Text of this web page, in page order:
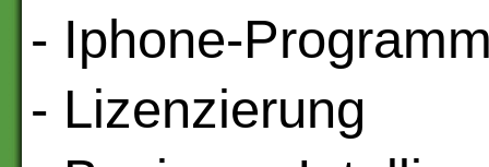
- Iphone-
- Lizenzierung